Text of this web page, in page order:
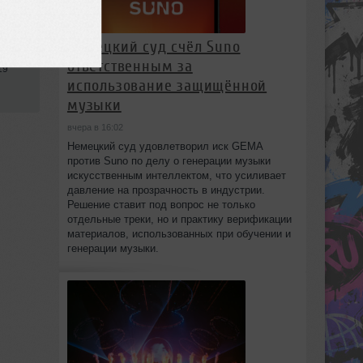
Немецкий суд счёл Suno
ответственным за
использование защищённой
музыки
вчера в 16:02
Немецкий суд удовлетворил иск GEMA
против Suno по делу о генерации музыки
искусственным интеллектом, что усиливает
давление на прозрачность в индустрии.
Решение ставит под вопрос не только
отдельные треки, но и практику верификации
материалов, использованных при обучении и
генерации музыки.